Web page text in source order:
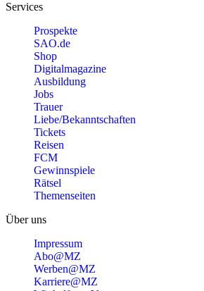
Services
Prospekte
SAO.de
Shop
Digitalmagazine
Ausbildung
Jobs
Trauer
Liebe/Bekanntschaften
Tickets
Reisen
FCM
Gewinnspiele
Rätsel
Themenseiten
Über uns
Impressum
Abo@MZ
Werben@MZ
Karriere@MZ